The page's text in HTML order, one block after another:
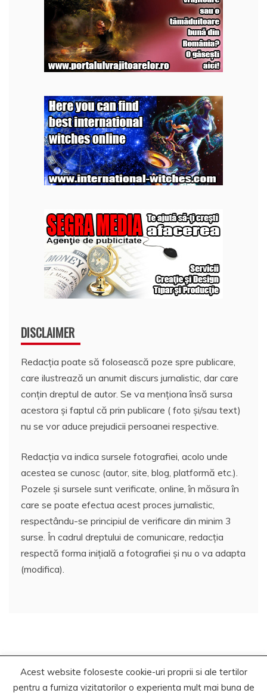
DISCLAIMER
Redacția poate să folosească poze spre publicare,
care ilustrează un anumit discurs jurnalistic, dar care
conțin dreptul de autor. Se va menționa însă sursa
acestora și faptul că prin publicare ( foto și/sau text)
nu se vor aduce prejudicii persoanei respective.
Redacția va indica sursele fotografiei, acolo unde
acestea se cunosc (autor, site, blog, platformă etc.).
Pozele și sursele sunt verificate, online, în măsura în
care se poate efectua acest proces jurnalistic,
respectându-se principiul de verificare din minim 3
surse. În cadrul dreptului de comunicare, redacția
respectă forma inițială a fotografiei și nu o va adapta
(modifica).
Copyrights. © 2021 Segra Media
Acest website foloseste cookie-uri proprii si ale tertilor
pentru a furniza vizitatorilor o experienta mult mai buna de